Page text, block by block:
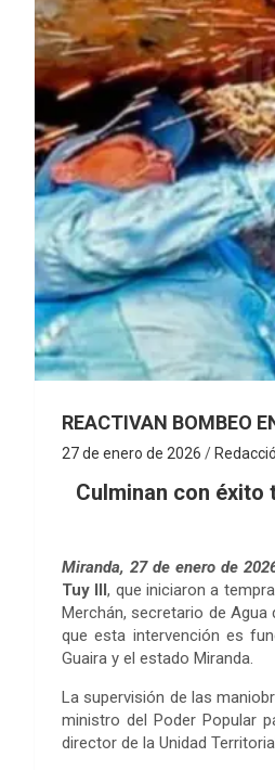
REACTIVAN BOMBEO
27 de enero de 2026
Culminan con éxito
Miranda, 27 de enero de
Tuy III, que iniciaron a
Merchán, secretario de Agua
que esta intervención es
Guaira y el estado Miranda.
La supervisión de las
ministro del Poder Popular
director de la Unidad